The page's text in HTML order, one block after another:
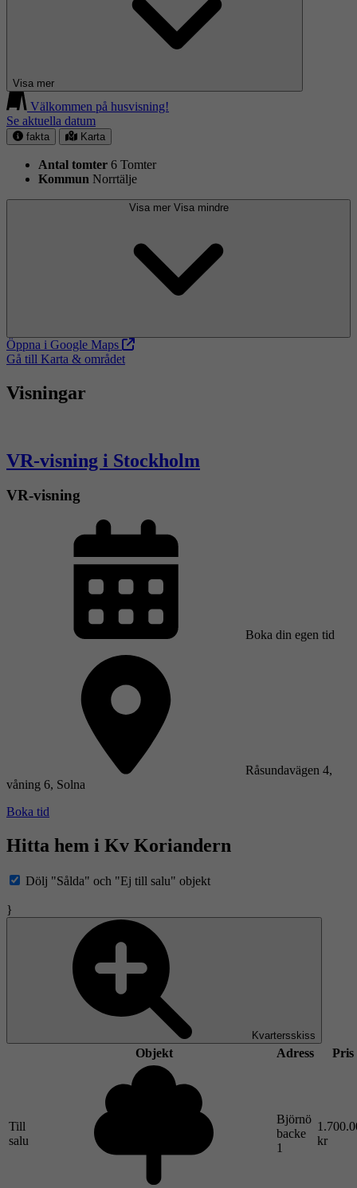
Visa mer
Välkommen på husvisning!
Se aktuella datum
fakta Karta
Antal tomter 6 Tomter
Kommun Norrtälje
Visa mer Visa mindre
Öppna i Google Maps
Gå till Karta & området
Visningar
VR-visning i Stockholm
VR-visning
Boka din egen tid
Råsundavägen 4,
våning 6, Solna
Boka tid
Hitta hem i Kv Koriandern
Dölj "Sålda" och "Ej till salu" objekt
}
Kvartersskiss
Objekt Adress Pris
Till
salu
Björnö
backe
1
kr